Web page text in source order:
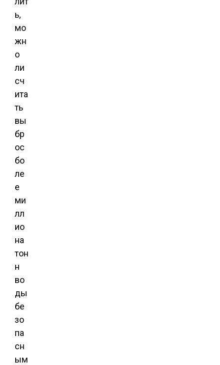
ь,
мо
жн
о
ли
сч
ита
ть
вы
бр
ос
бо
ле
е
ми
лл
ио
на
тон
н
во
ды
бе
зо
па
сн
ым